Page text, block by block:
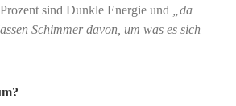
sind Dunkle Energie und
„da
Schimmer davon, um was es sich